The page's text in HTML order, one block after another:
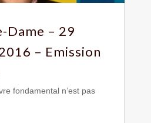
Dame – 29
– Emission
fondamental n’est pas